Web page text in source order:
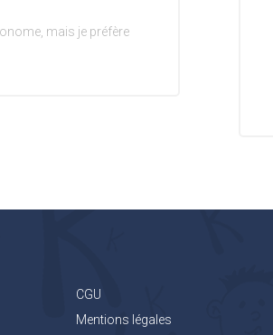
mais je préfère
CGU
Mentions légales